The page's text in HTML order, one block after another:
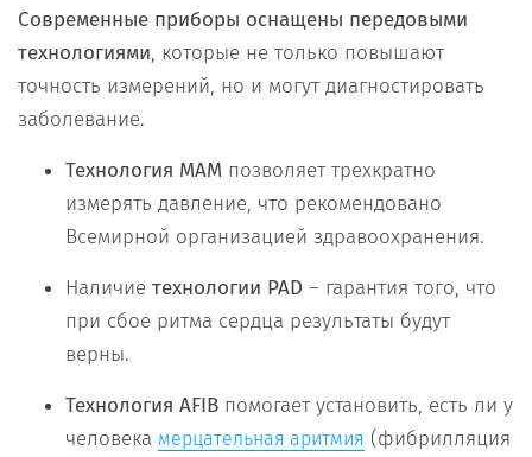
Современные приборы оснащены передовыми
технологиями, которые не только повышают
точность измерений, но и могут диагностировать
заболевание.
Технология МАМ позволяет трехкратно
измерять давление, что рекомендовано
Всемирной организацией здравоохранения.
Наличие технологии PAD – гарантия того, что
при сбое ритма сердца результаты будут
верны.
Технология AFIB помогает установить, есть ли у
человека мерцательная аритмия (фибрилляция